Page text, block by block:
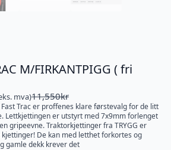
M/FIRKANTPIGG ( fri
11,550kr
mva)
Fast Trac er proffenes klare førstevalg for de litt
Lettkjettingen er utstyrt med 7x9mm forlenget
gripeevne. Traktorkjettinger fra TRYGG er
De kan med letthet forkortes og
gamle dekk krever det